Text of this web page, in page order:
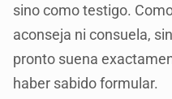
sino como testigo.
aconseja ni consuela,
pronto suena
haber sabido formular.